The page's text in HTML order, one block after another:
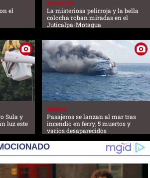
el
DEPORTES
La misteriosa pelirroja y la bella
colocha roban miradas en el
Juticalpa-Motagua
Sula y
luz este
MUNDO
Pasajeros se lanzan al mar tras
incendio en ferry; 5 muertos y
varios desaparecidos